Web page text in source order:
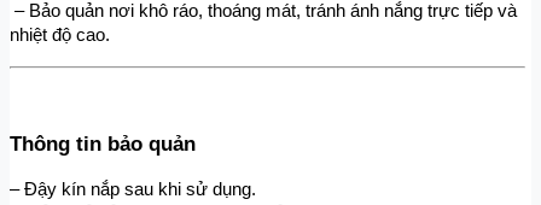
nhiệt độ cao.
Thông tin bảo quản
– Đậy kín nắp sau khi sử dụng.